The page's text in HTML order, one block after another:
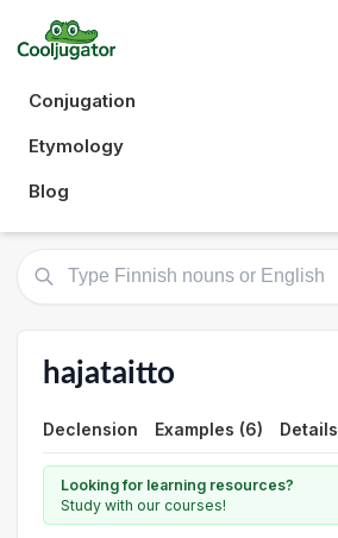
Conjugation
Etymology
Blog
hajataitto
Declension Examples (6) Details
Looking for learning resources?
Study with our courses!